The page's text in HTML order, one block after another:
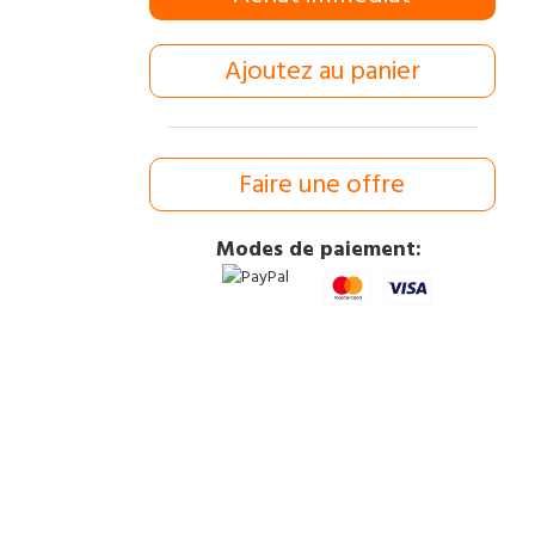
Ajoutez au panier
Faire une offre
Modes de paiement: